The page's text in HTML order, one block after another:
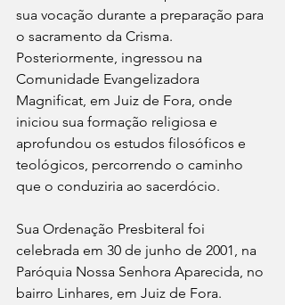
sua vocação durante a preparação para
o sacramento da Crisma.
Posteriormente, ingressou na
Comunidade Evangelizadora
Magnificat, em Juiz de Fora, onde
iniciou sua formação religiosa e
aprofundou os estudos filosóficos e
teológicos, percorrendo o caminho
que o conduziria ao sacerdócio.
Sua Ordenação Presbiteral foi
celebrada em 30 de junho de 2001, na
Paróquia Nossa Senhora Aparecida, no
bairro Linhares, em Juiz de Fora.